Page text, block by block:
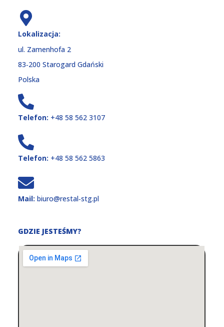
Lokalizacja:
ul. Zamenhofa 2
83‑200 Starogard Gdański
Polska
Telefon: +48 58 562 3107
Telefon: +48 58 562 5863
Mail: biuro@restal‑stg.pl
GDZIE JESTEŚMY?